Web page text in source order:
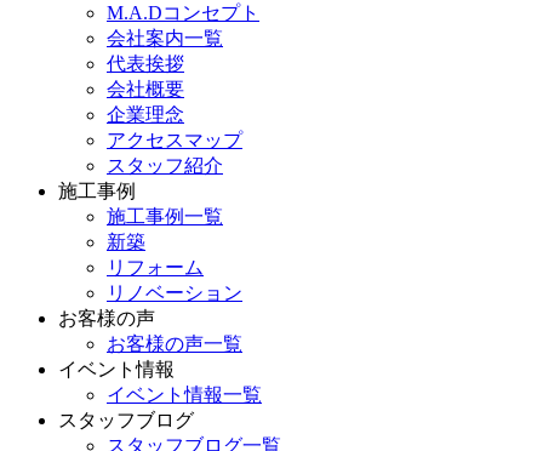
M.A.Dコンセプト
会社案内一覧
代表挨拶
会社概要
企業理念
アクセスマップ
スタッフ紹介
施工事例
施工事例一覧
新築
リフォーム
リノベーション
お客様の声
お客様の声一覧
イベント情報
イベント情報一覧
スタッフブログ
スタッフブログ一覧